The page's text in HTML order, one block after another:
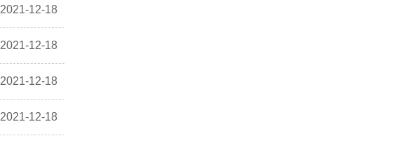
2021-12-18
2021-12-18
2021-12-18
2021-12-18